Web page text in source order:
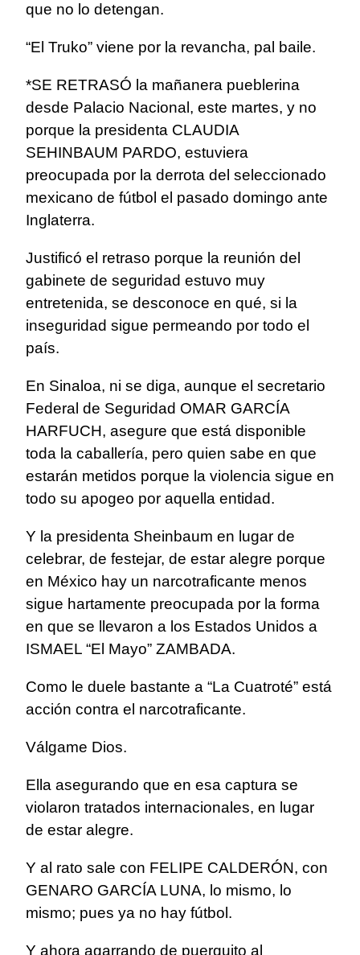
que no lo detengan.
“El Truko” viene por la revancha, pal baile.
*SE RETRASÓ la mañanera pueblerina
desde Palacio Nacional, este martes, y no
porque la presidenta CLAUDIA
SEHINBAUM PARDO, estuviera
preocupada por la derrota del seleccionado
mexicano de fútbol el pasado domingo ante
Inglaterra.
Justificó el retraso porque la reunión del
gabinete de seguridad estuvo muy
entretenida, se desconoce en qué, si la
inseguridad sigue permeando por todo el
país.
En Sinaloa, ni se diga, aunque el secretario
Federal de Seguridad OMAR GARCÍA
HARFUCH, asegure que está disponible
toda la caballería, pero quien sabe en que
estarán metidos porque la violencia sigue en
todo su apogeo por aquella entidad.
Y la presidenta Sheinbaum en lugar de
celebrar, de festejar, de estar alegre porque
en México hay un narcotraficante menos
sigue hartamente preocupada por la forma
en que se llevaron a los Estados Unidos a
ISMAEL “El Mayo” ZAMBADA.
Como le duele bastante a “La Cuatroté” está
acción contra el narcotraficante.
Válgame Dios.
Ella asegurando que en esa captura se
violaron tratados internacionales, en lugar
de estar alegre.
Y al rato sale con FELIPE CALDERÓN, con
GENARO GARCÍA LUNA, lo mismo, lo
mismo; pues ya no hay fútbol.
Y ahora agarrando de puerquito al